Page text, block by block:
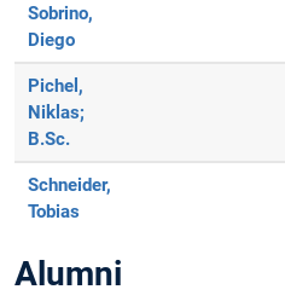
Sobrino,
Diego
Pichel,
Niklas;
B.Sc.
Schneider,
Tobias
Alumni